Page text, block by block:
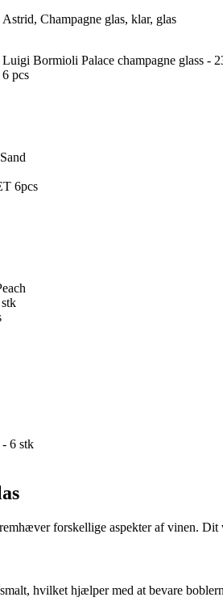
Astrid, Champagne glas, klar, glas
Luigi Bormioli Palace champagne glass -
6 pcs
6pcs
6 stk
forskellige aspekter af vinen.
hvilket hjælper med at bevare